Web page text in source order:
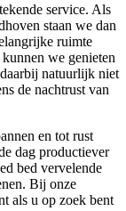
service. Als
staan we dan
ruimte
we genieten
natuurlijk niet
de nachtrust van
en tot rust
dag productiever
bed vervelende
Bij onze
als u op zoek bent